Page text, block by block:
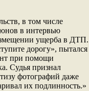
в том числе
в интервью
ущерба в ДТП.
дорогу», пытался
при помощи
Судья признал
фотографий даже
их подлинность.»